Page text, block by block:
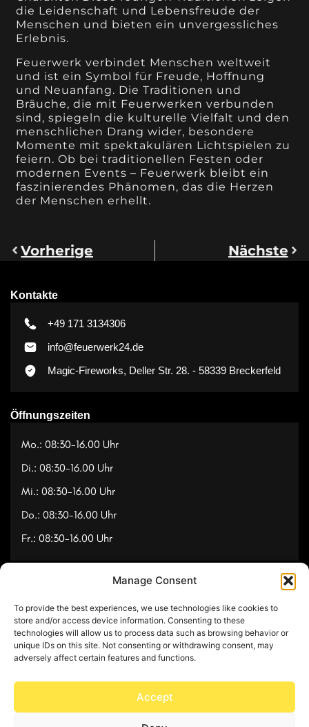
Manage Consent
To provide the best experiences, we use technologies like cookies to
store and/or access device information. Consenting to these
technologies will allow us to process data such as browsing behavior or
unique IDs on this site. Not consenting or withdrawing consent, may
adversely affect certain features and functions.
Accept
die Leidenschaft und Lebensfreude der
Menschen und bieten ein unvergessliches
Erlebnis.
Feuerwerk verbindet Menschen weltweit
und ist ein Symbol für Freude, Hoffnung
und Neuanfang. Die Traditionen und
Bräuche, die mit Feuerwerken verbunden
sind, spiegeln die kulturelle Vielfalt und den
menschlichen Drang wider, besondere
Momente mit spektakulären Lichtspielen zu
feiern. Ob bei traditionellen Festen oder
modernen Events – Feuerwerk bleibt ein
faszinierendes Phänomen, das die Herzen
der Menschen erhellt.
Vorherige Nächste
Kontakte
+49 171 3134306
info@feuerwerk24.de
Magic-Fireworks, Deller Str. 28. - 58339 Breckerfeld
Öffnungszeiten
Mo.: 08:30-16.00 Uhr
Di.: 08:30-16.00 Uhr
Mi.: 08:30-16.00 Uhr
Do.: 08:30-16.00 Uhr
Fr.: 08:30-16.00 Uhr
Referenzen
Videos
Über uns
Kontakt